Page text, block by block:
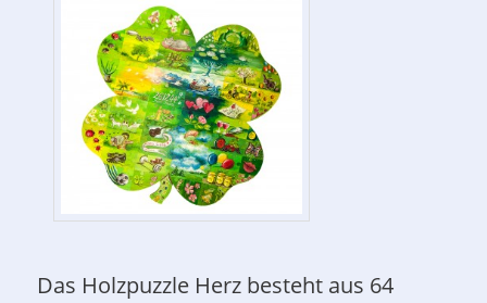
Das Holzpuzzle Herz besteht aus 64